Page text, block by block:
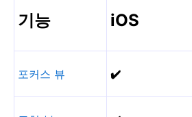
기능 iOS
포커스 뷰 ✔️